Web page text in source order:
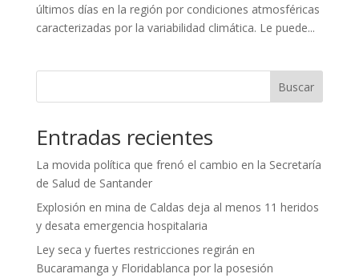
últimos días en la región por condiciones atmosféricas
caracterizadas por la variabilidad climática. Le puede...
Buscar
Entradas recientes
La movida política que frenó el cambio en la Secretaría
de Salud de Santander
Explosión en mina de Caldas deja al menos 11 heridos
y desata emergencia hospitalaria
Ley seca y fuertes restricciones regirán en
Bucaramanga y Floridablanca por la posesión